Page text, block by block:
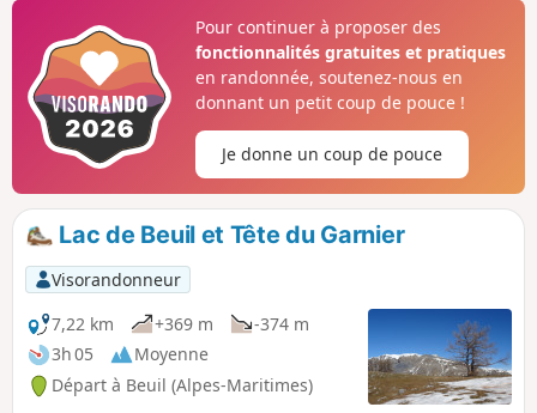
des paysages de cartes postales. Le circuit
est peu fréquenté.
Pour continuer à proposer des
fonctionnalités gratuites et pratiques
en randonnée, soutenez-nous en
donnant un petit coup de pouce !
Je donne un coup de pouce
Lac de Beuil et Tête du Garnier
Visorandonneur
7,22 km
+369 m
-374 m
3h 05
Moyenne
Départ à Beuil (Alpes-Maritimes)